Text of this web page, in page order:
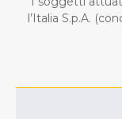
l’Italia S.p.A.